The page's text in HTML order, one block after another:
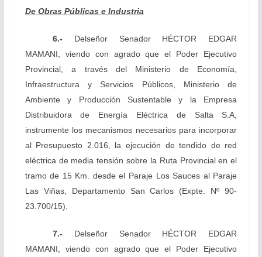
De Obras Públicas e Industria
6.- Delseñor Senador HÉCTOR EDGAR
MAMANI, viendo con agrado que el Poder Ejecutivo
Provincial, a través del Ministerio de Economía,
Infraestructura y Servicios Públicos, Ministerio de
Ambiente y Producción Sustentable y la Empresa
Distribuidora de Energía Eléctrica de Salta S.A,
instrumente los mecanismos necesarios para incorporar
al Presupuesto 2.016, la ejecución de tendido de red
eléctrica de media tensión sobre la Ruta Provincial en el
tramo de 15 Km. desde el Paraje Los Sauces al Paraje
Las Viñas, Departamento San Carlos (Expte. Nº 90-
23.700/15).
7.- Delseñor Senador HÉCTOR EDGAR
MAMANI, viendo con agrado que el Poder Ejecutivo